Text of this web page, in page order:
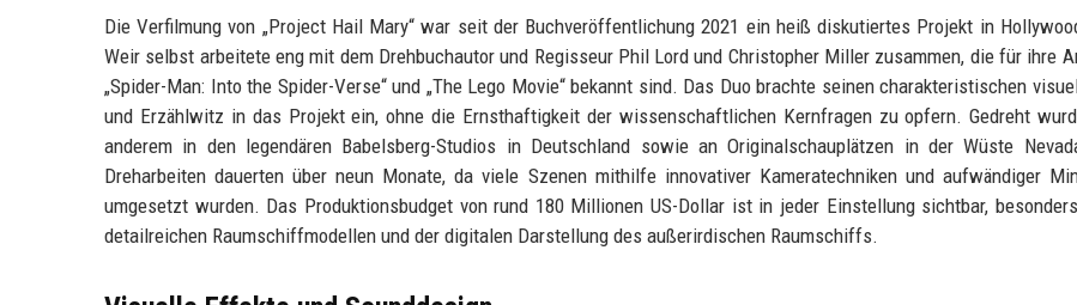
Die Verfilmung von „Project Hail Mary“ war seit der Buchveröffentlichung 2021 ein heiß diskutiertes Projekt in
Weir selbst arbeitete eng mit dem Drehbuchautor und Regisseur Phil Lord und Christopher Miller zusammen, die für ihre
„Spider-Man: Into the Spider-Verse“ und „The Lego Movie“ bekannt sind. Das Duo brachte seinen charakteristischen
und Erzählwitz in das Projekt ein, ohne die Ernsthaftigkeit der wissenschaftlichen Kernfragen zu opfern. Gedreht
anderem in den legendären Babelsberg-Studios in Deutschland sowie an Originalschauplätzen in der Wüste
Dreharbeiten dauerten über neun Monate, da viele Szenen mithilfe innovativer Kameratechniken und aufwändiger
umgesetzt wurden. Das Produktionsbudget von rund 180 Millionen US-Dollar ist in jeder Einstellung sichtbar,
detailreichen Raumschiffmodellen und der digitalen Darstellung des außerirdischen Raumschiffs.